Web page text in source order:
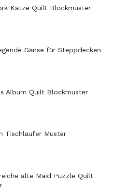
Katze Quilt Blockmuster
Gänse für Steppdecken
Album Quilt Blockmuster
Tischläufer Muster
alte Maid Puzzle Quilt